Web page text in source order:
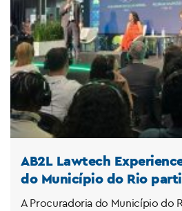
AB2L Lawtech
do Município do Rio
sobre tecnologia jurídica
A Procuradoria do Município do